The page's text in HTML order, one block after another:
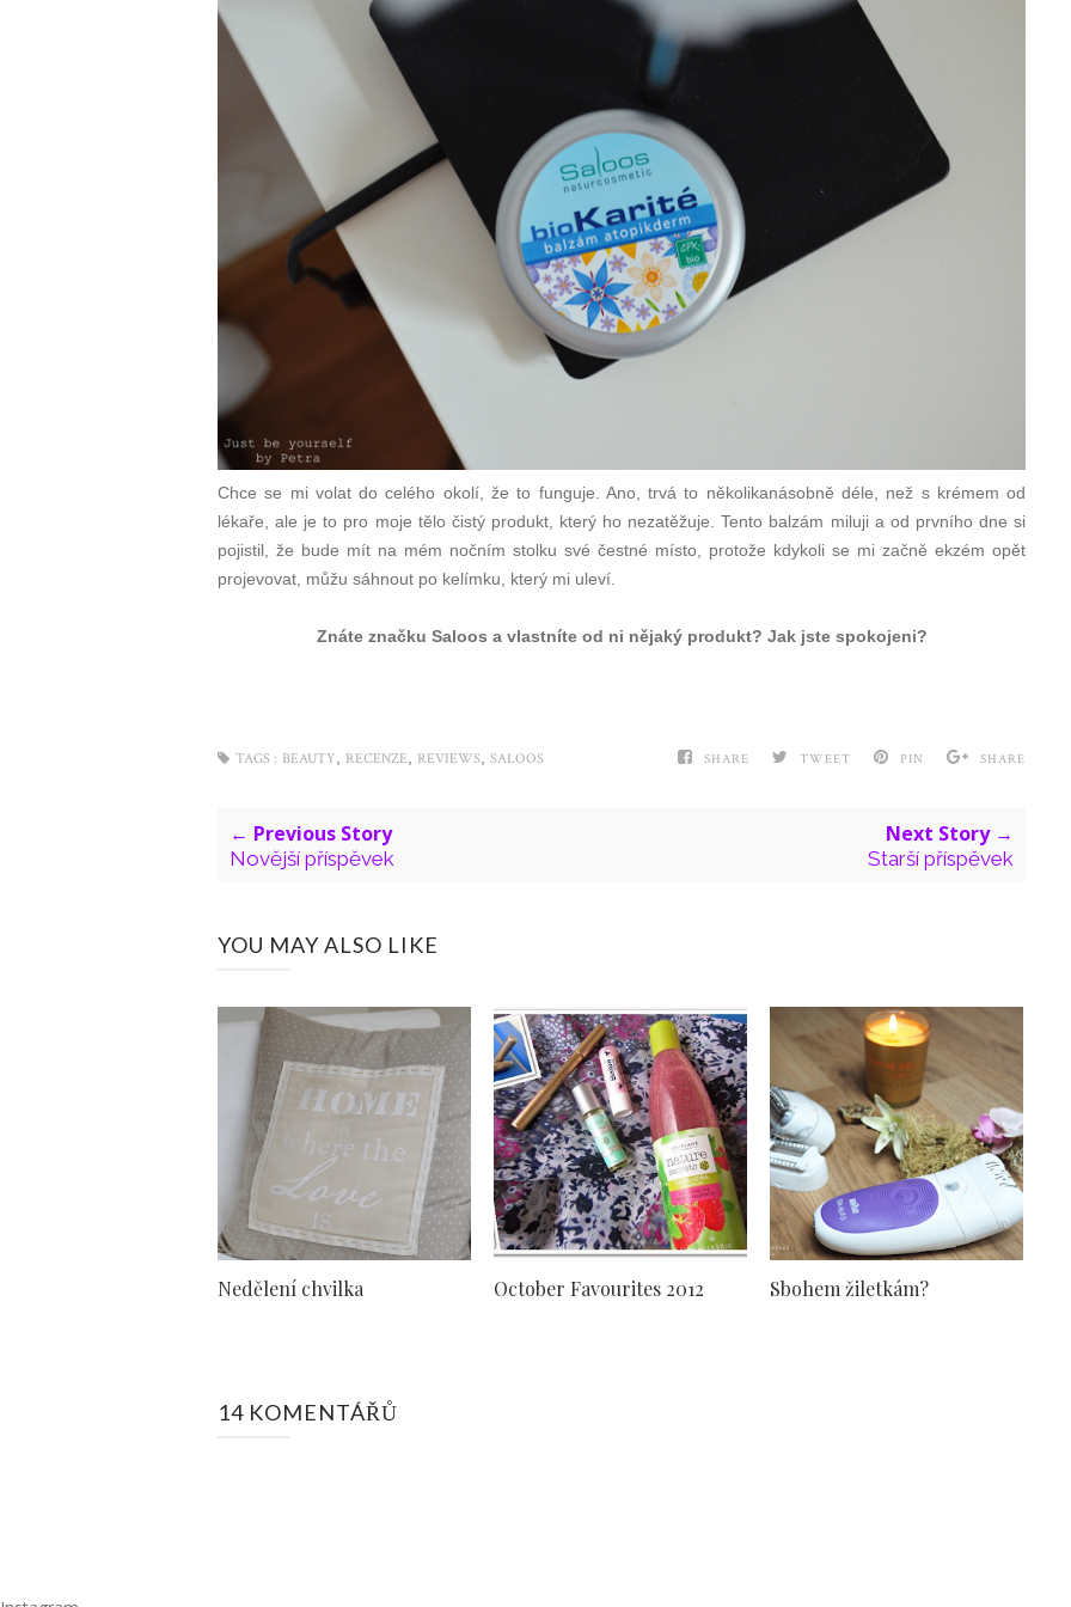
Chce se mi volat do celého okolí, že to funguje. Ano, trvá to několikanásobně déle, než s krémem od
lékaře, ale je to pro moje tělo čistý produkt, který ho nezatěžuje. Tento balzám miluji a od prvního dne si
pojistil, že bude mít na mém nočním stolku své čestné místo, protože kdykoli se mi začně ekzém opět
projevovat, můžu sáhnout po kelímku, který mi uleví.
Znáte značku Saloos a vlastníte od ni nějaký produkt? Jak jste spokojeni?
SHARE TWEET PIN SHARE
TAGS : BEAUTY RECENZE REVIEWS SALOOS
← Previous Story
Novější příspěvek
Next Story →
Starší příspěvek
YOU MAY ALSO LIKE
Nedělení chvilka October Favourites 2012 Sbohem žiletkám?
14 KOMENTÁŘŮ